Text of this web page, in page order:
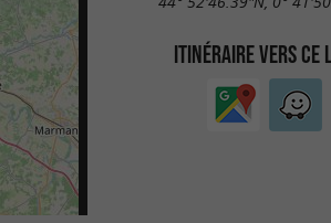
ITINÉRAIRE VERS CE